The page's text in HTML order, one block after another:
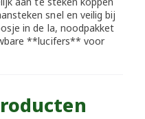
snel en veilig bij
in de la, noodpakket
**lucifers** voor